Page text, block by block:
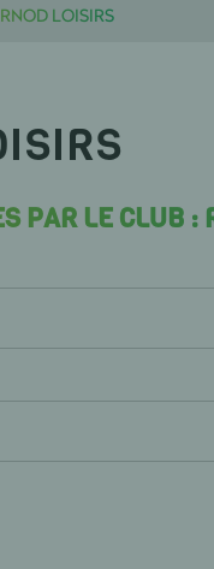
LOISIRS
PAR LE CLUB :